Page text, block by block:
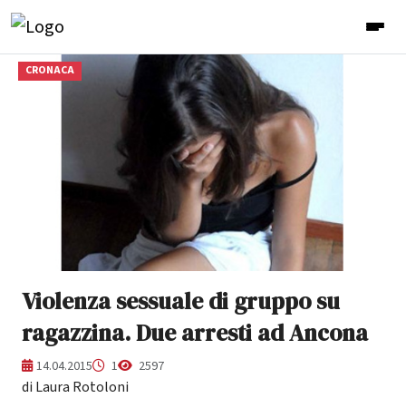
CRONACA
Violenza sessuale di gruppo su
ragazzina. Due arresti ad Ancona
14.04.2015 1 2597
di Laura Rotoloni